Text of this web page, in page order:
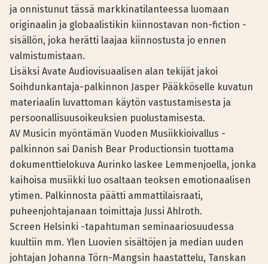
ja onnistunut tässä markkinatilanteessa luomaan
originaalin ja globaalistikin kiinnostavan non-fiction -
sisällön, joka herätti laajaa kiinnostusta jo ennen
valmistumistaan.
Lisäksi Avate Audiovisuaalisen alan tekijät jakoi
Soihdunkantaja-palkinnon Jasper Pääkköselle kuvatun
materiaalin luvattoman käytön vastustamisesta ja
persoonallisuusoikeuksien puolustamisesta.
AV Musicin myöntämän Vuoden Musiikkioivallus -
palkinnon sai Danish Bear Productionsin tuottama
dokumenttielokuva Aurinko laskee Lemmenjoella, jonka
kaihoisa musiikki luo osaltaan teoksen emotionaalisen
ytimen. Palkinnosta päätti ammattilaisraati,
puheenjohtajanaan toimittaja Jussi Ahlroth.
Screen Helsinki -tapahtuman seminaariosuudessa
kuultiin mm. Ylen Luovien sisältöjen ja median uuden
johtajan Johanna Törn-Mangsin haastattelu, Tanskan